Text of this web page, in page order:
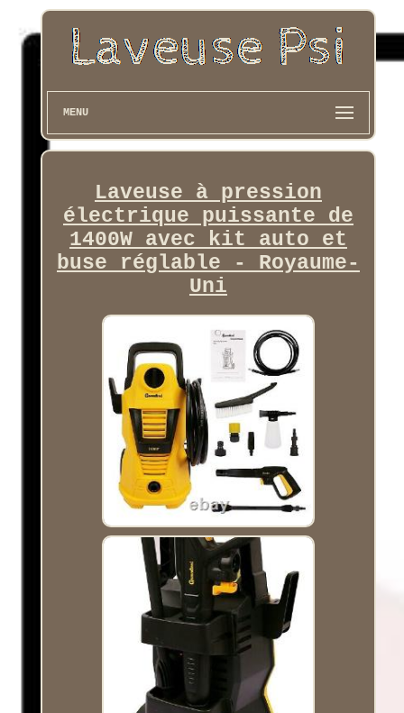
MENU
Laveuse à pression
électrique puissante de
1400W avec kit auto et
buse réglable - Royaume-
Uni